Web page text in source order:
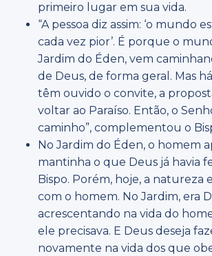
primeiro lugar em sua vida.
“A pessoa diz assim: ‘o mundo
cada vez pior’. É porque o
Jardim do Éden, vem
de Deus, de forma geral. Mas
têm ouvido o convite, a
voltar ao Paraíso. Então, o
caminho”, complementou o
No Jardim do Éden, o homem
mantinha o que Deus já havia
Bispo. Porém, hoje, a natureza
com o homem. No Jardim, era
acrescentando na vida do
ele precisava. E Deus deseja
novamente na vida dos que